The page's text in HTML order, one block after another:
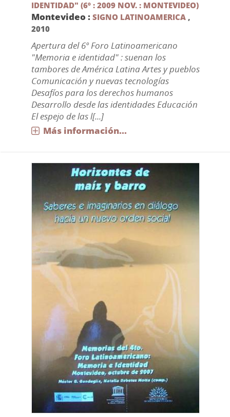
IDENTIDAD" (6º : 2009 NOV. : MONTEVIDEO)
Montevideo : SIGNO LATINOAMERICA,
2010
Apertura del 6º Foro Latinoamericano
"Memoria e identidad" : suenan los
tambores de América Latina Artes y pueblos
Comunicación y nuevas tecnologías
Desafíos para los derechos humanos
Desarrollo desde las identidades Educación
El espejo de las l[...]
Más información...